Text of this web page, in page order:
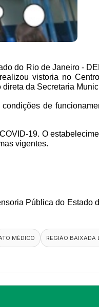
do Rio de Janeiro -
vistoria no
da Secretaria
de
19. O
vigentes.
Pública do Estado
MÉDICO REGIÃO BAIXADA